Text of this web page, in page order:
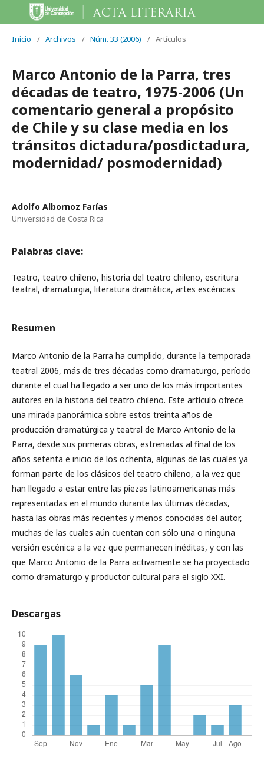
Inicio / Archivos / Núm. 33 (2006) / Artículos
Marco Antonio de la Parra, tres
décadas de teatro, 1975-2006 (Un
comentario general a propósito
de Chile y su clase media en los
tránsitos dictadura/posdictadura,
modernidad/ posmodernidad)
Adolfo Albornoz Farías
Universidad de Costa Rica
Palabras clave:
Teatro, teatro chileno, historia del teatro chileno, escritura
teatral, dramaturgia, literatura dramática, artes escénicas
Resumen
Marco Antonio de la Parra ha cumplido, durante la temporada
teatral 2006, más de tres décadas como dramaturgo, período
durante el cual ha llegado a ser uno de los más importantes
autores en la historia del teatro chileno. Este artículo ofrece
una mirada panorámica sobre estos treinta años de
producción dramatúrgica y teatral de Marco Antonio de la
Parra, desde sus primeras obras, estrenadas al final de los
años setenta e inicio de los ochenta, algunas de las cuales ya
forman parte de los clásicos del teatro chileno, a la vez que
han llegado a estar entre las piezas latinoamericanas más
representadas en el mundo durante las últimas décadas,
hasta las obras más recientes y menos conocidas del autor,
muchas de las cuales aún cuentan con sólo una o ninguna
versión escénica a la vez que permanecen inéditas, y con las
que Marco Antonio de la Parra activamente se ha proyectado
como dramaturgo y productor cultural para el siglo XXI.
Descargas